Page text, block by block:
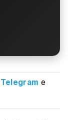
Telegram e